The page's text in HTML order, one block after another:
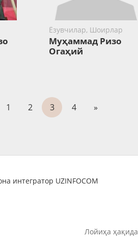
Ёзувчилар, Шоирлар
Муҳаммад Ризо
Огаҳий
1 2 3 4 »
интегратор UZINFOCOM
Лойиҳа ҳақида